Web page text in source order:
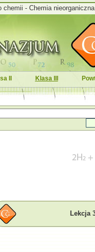
- Chemia
II Klasa III
Lekcja